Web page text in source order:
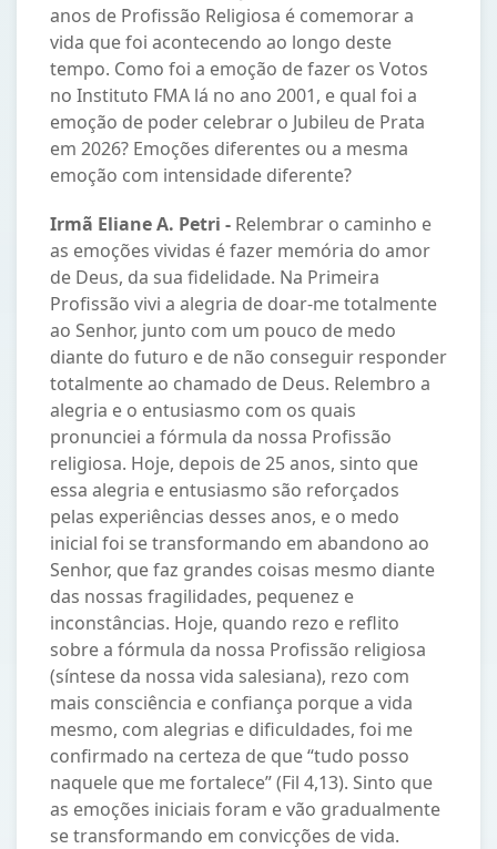
anos de Profissão Religiosa é comemorar a
vida que foi acontecendo ao longo deste
tempo. Como foi a emoção de fazer os Votos
no Instituto FMA lá no ano 2001, e qual foi a
emoção de poder celebrar o Jubileu de Prata
em 2026? Emoções diferentes ou a mesma
emoção com intensidade diferente?
Irmã Eliane A. Petri - Relembrar o caminho e
as emoções vividas é fazer memória do amor
de Deus, da sua fidelidade. Na Primeira
Profissão vivi a alegria de doar-me totalmente
ao Senhor, junto com um pouco de medo
diante do futuro e de não conseguir responder
totalmente ao chamado de Deus. Relembro a
alegria e o entusiasmo com os quais
pronunciei a fórmula da nossa Profissão
religiosa. Hoje, depois de 25 anos, sinto que
essa alegria e entusiasmo são reforçados
pelas experiências desses anos, e o medo
inicial foi se transformando em abandono ao
Senhor, que faz grandes coisas mesmo diante
das nossas fragilidades, pequenez e
inconstâncias. Hoje, quando rezo e reflito
sobre a fórmula da nossa Profissão religiosa
(síntese da nossa vida salesiana), rezo com
mais consciência e confiança porque a vida
mesmo, com alegrias e dificuldades, foi me
confirmado na certeza de que “tudo posso
naquele que me fortalece” (Fil 4,13). Sinto que
as emoções iniciais foram e vão gradualmente
se transformando em convicções de vida.